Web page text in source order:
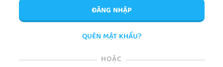
ĐĂNG NHẬP
QUÊN MẬT KHẨU?
HOẶC